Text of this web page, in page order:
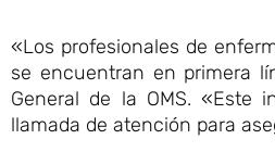
«Los profesionales de
se encuentran en primera
General de la OMS. «Este
llamada de atención para